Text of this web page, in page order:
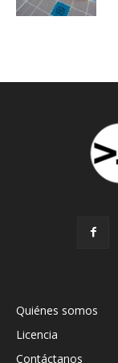
Quiénes somos
Licencia
Contáctanos